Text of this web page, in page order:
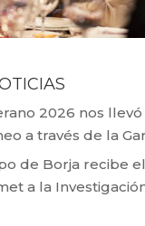
2026 nos
a través de la
de Borja recibe
a la